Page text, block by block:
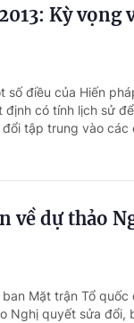
Kỳ vọng
số điều của Hiến
có tính lịch sử
tập trung vào
về dự thảo
Mặt trận Tổ
Nghị quyết sửa đổi,